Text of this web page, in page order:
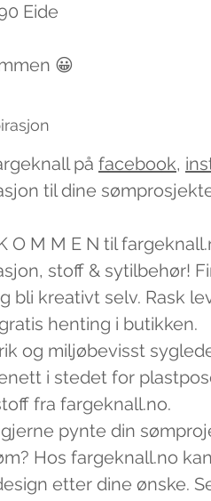
Eide
😀
på facebook,
til dine
O M M E N til
stoff & sytilbehør!
bli kreativt selv. Rask
henting i butikken.
og miljøbevisst
i stedet for
fra fargeknall.no.
pynte din
Hos fargeknall.no
etter dine ønske.